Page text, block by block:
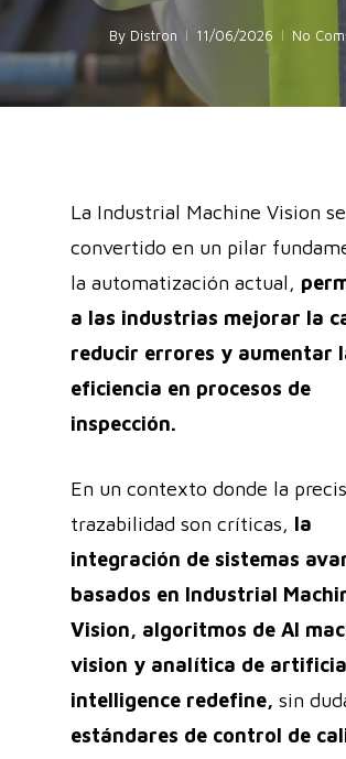
By Distron 11/06/2026 No
La Industrial Machine Vision
convertido en un pilar
la automatización actual,
a las industrias mejorar la
reducir errores y aumentar
eficiencia en procesos de
inspección.
En un contexto donde la
trazabilidad son críticas, la
integración de sistemas
basados en Industrial
Vision, algoritmos de AI
vision y analítica de
intelligence redefine, sin
estándares de control de